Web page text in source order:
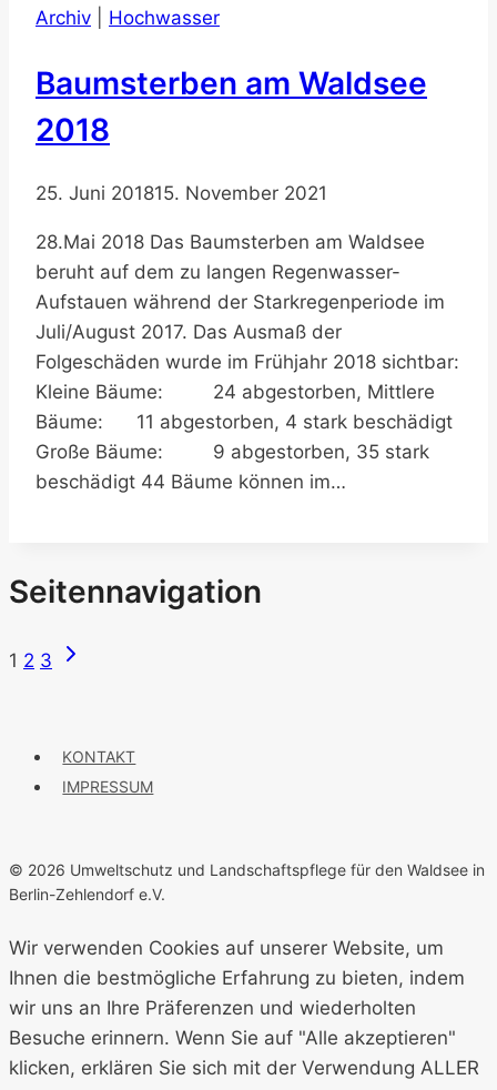
Archiv Hochwasser
Baumsterben am Waldsee
2018
25. Juni 201815. November 2021
28.Mai 2018 Das Baumsterben am Waldsee
beruht auf dem zu langen Regenwasser-
Aufstauen während der Starkregenperiode im
Juli/August 2017. Das Ausmaß der
Folgeschäden wurde im Frühjahr 2018 sichtbar:
Kleine Bäume: 24 abgestorben, Mittlere
Bäume: 11 abgestorben, 4 stark beschädigt
Große Bäume: 9 abgestorben, 35 stark
beschädigt 44 Bäume können im…
Seitennavigation
1 2 3
KONTAKT
IMPRESSUM
© 2026 Umweltschutz und Landschaftspflege für den Waldsee in
Berlin-Zehlendorf e.V.
Wir verwenden Cookies auf unserer Website, um
Ihnen die bestmögliche Erfahrung zu bieten, indem
wir uns an Ihre Präferenzen und wiederholten
Besuche erinnern. Wenn Sie auf "Alle akzeptieren"
klicken, erklären Sie sich mit der Verwendung ALLER